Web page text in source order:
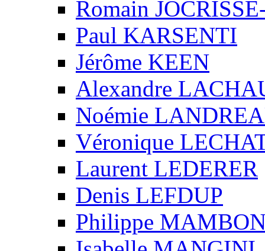
Romain
Paul KARSENTI
Jérôme KEEN
Alexandre
Noémie
Véronique
Laurent LEDERER
Denis LEFDUP
Philippe